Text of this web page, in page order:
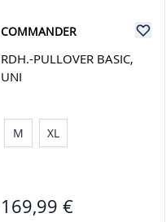
COMMANDER
RDH.-PULLOVER BASIC,
UNI
M XL
169,99 €